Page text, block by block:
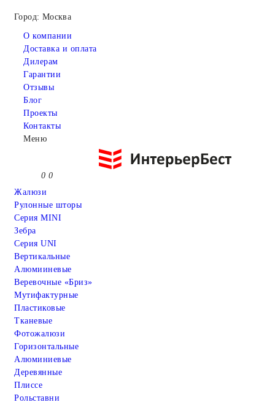
Город: Москва
О компании
Доставка и оплата
Дилерам
Гарантии
Отзывы
Блог
Проекты
Контакты
Меню
0 0
Жалюзи
Рулонные шторы
Серия MINI
Зебра
Серия UNI
Вертикальные
Алюмииневые
Веревочные «Бриз»
Мутифактурные
Пластиковые
Тканевые
Фотожалюзи
Горизонтальные
Алюминиевые
Деревянные
Плиссе
Рольставни